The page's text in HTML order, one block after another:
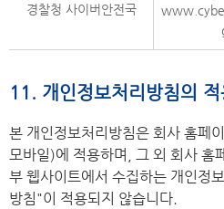
경찰청 사이버안전국
11. 개인정보처리방침의 적
본 개인정보처리방침은 회사 홈페
모바일)에 적용하며, 그 외 회사 홈
부 웹사이트에서 수집하는 개인정
방침"이 적용되지 않습니다.